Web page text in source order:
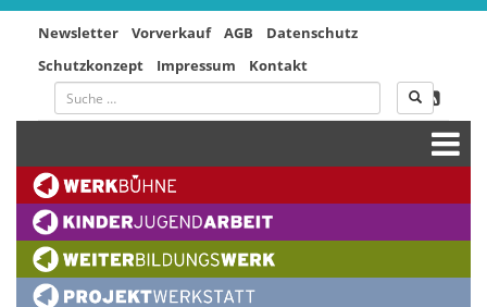
Newsletter Vorverkauf AGB
Datenschutz
Schutzkonzept
Impressum Kontakt